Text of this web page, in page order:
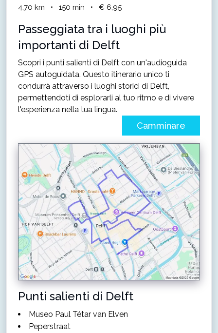
4,70 km • 150 min • € 6,95
Passeggiata tra i luoghi più
importanti di Delft
Scopri i punti salienti di Delft con un'audioguida
GPS autoguidata. Questo itinerario unico ti
condurrà attraverso i luoghi storici di Delft,
permettendoti di esplorarli al tuo ritmo e di vivere
l'esperienza nella tua lingua.
Camminare
Punti salienti di Delft
Museo Paul Tétar van Elven
Peperstraat